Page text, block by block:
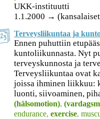
UKK-instituutti
1.1.2000 →
Terveysliikuntaa ja
Ennen puhuttiin
kuntoliikunnasta. Nyt
terveyskunnosta ja
Terveysliikuntaa ovat
joissa ihminen liikkuu:
luonti, siivoaminen,
(hälsomotion),
endurance, exercise,